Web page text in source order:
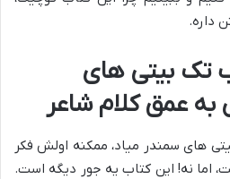
داره.
تک بیتی های
به عمق کلام شاعر
های سمندر میاد، ممکنه اولش فکر
اما نه! این کتاب یه جور دیگه است.